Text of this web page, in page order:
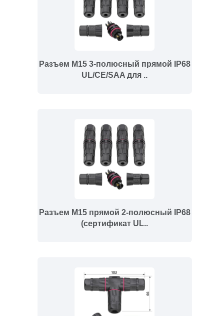
Разъем M15 3-полюсный прямой IP68
UL/CE/SAA для ..
Разъем M15 прямой 2-полюсный IP68
(сертификат UL..